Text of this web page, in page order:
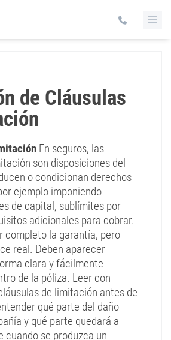
de Cláusulas
En seguros, las
son disposiciones del
o condicionan derechos
ejemplo imponiendo
de capital, sublímites por
adicionales para cobrar.
completo la garantía, pero
real. Deben aparecer
clara y fácilmente
de la póliza. Leer con
de limitación antes de
qué parte del daño
y qué parte quedará a
cuando se produzca un